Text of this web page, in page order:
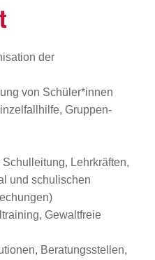
der
von Schüler*innen
Gruppen-
Lehrkräften,
und schulischen
Gewaltfreie
Beratungsstellen,